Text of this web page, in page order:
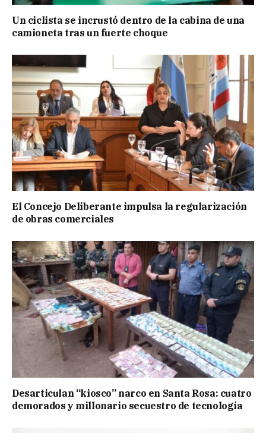
Un ciclista se incrustó dentro de la cabina de una
camioneta tras un fuerte choque
El Concejo Deliberante impulsa la regularización
de obras comerciales
Desarticulan “kiosco” narco en Santa Rosa: cuatro
demorados y millonario secuestro de tecnología